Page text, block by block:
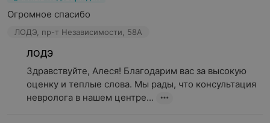
Огромное спасибо
ЛОДЭ, пр-т Независимости, 58А
ЛОДЭ
Здравствуйте, Алеся! Благодарим вас за высокую
оценку и теплые слова. Мы рады, что консультация
невролога в нашем центре...